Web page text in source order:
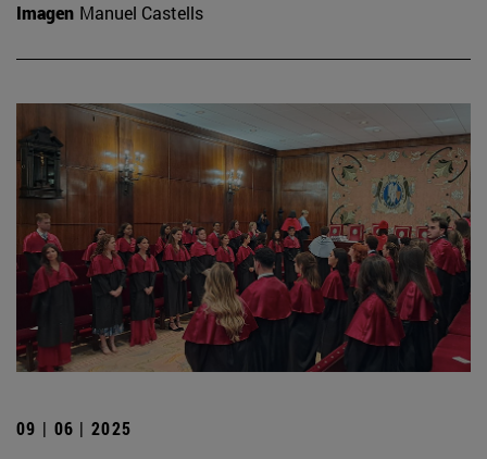
Imagen Manuel Castells
09 | 06 | 2025